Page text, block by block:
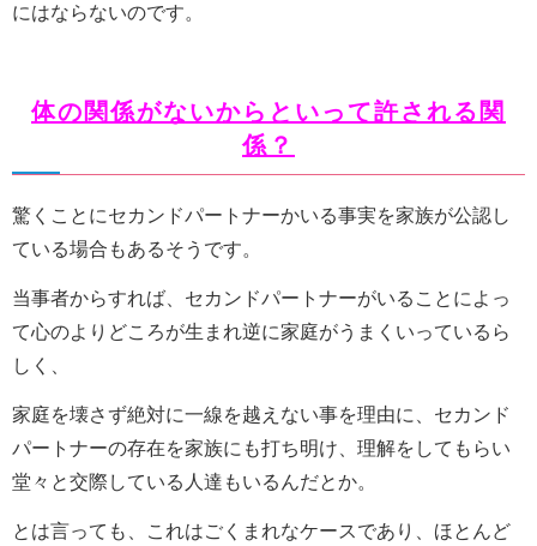
にはならないのです。
体の関係がないからといって許される関
係？
驚くことにセカンドパートナーかいる事実を家族が公認し
ている場合もあるそうです。
当事者からすれば、セカンドパートナーがいることによっ
て心のよりどころが生まれ逆に家庭がうまくいっているら
しく、
家庭を壊さず絶対に一線を越えない事を理由に、セカンド
パートナーの存在を家族にも打ち明け、理解をしてもらい
堂々と交際している人達もいるんだとか。
とは言っても、これはごくまれなケースであり、ほとんど